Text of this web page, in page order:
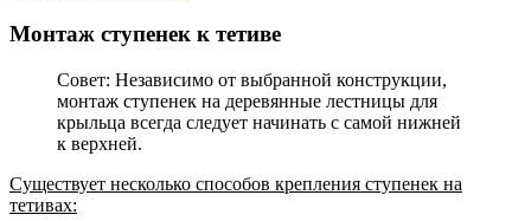
Монтаж ступенек к тетиве
Совет: Независимо от выбранной конструкции,
монтаж ступенек на деревянные лестницы для
крыльца всегда следует начинать с самой нижней
к верхней.
Существует несколько способов крепления ступенек на
тетивах: